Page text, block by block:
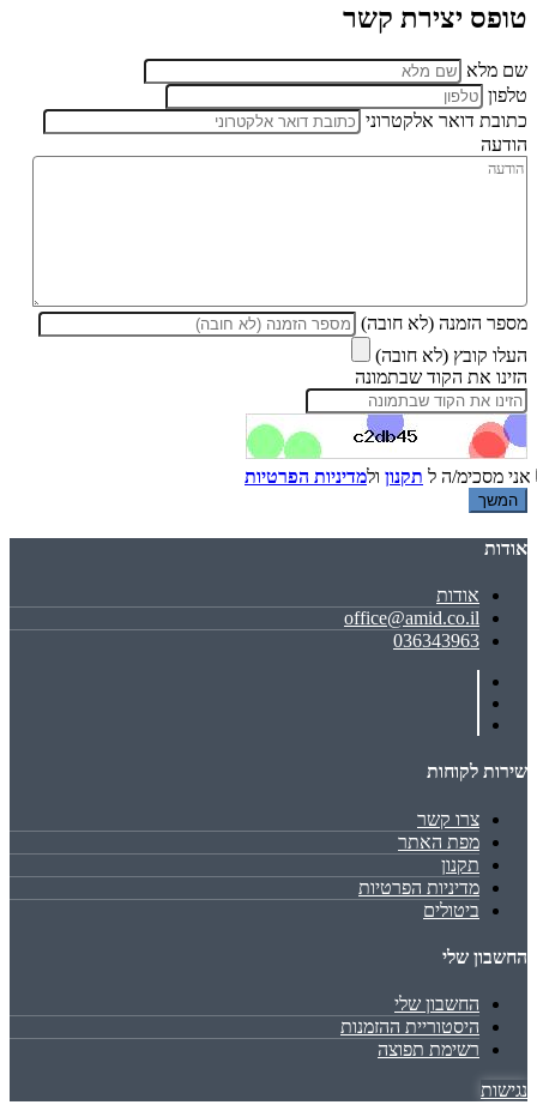
טופס יצירת קשר
שם מלא
טלפון
כתובת דואר אלקטרוני
הודעה
מספר הזמנה (לא חובה)
העלו קובץ (לא חובה)
הזינו את הקוד שבתמונה
אני מסכימ/ה ל תקנון ולמדיניות הפרטיות
אודות
אודות
office@amid.co.il
036343963
שירות לקוחות
צרו קשר
מפת האתר
תקנון
מדיניות הפרטיות
ביטולים
החשבון שלי
החשבון שלי
היסטוריית ההזמנות
רשימת תפוצה
נגישות